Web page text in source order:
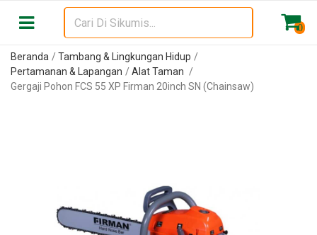
0
Beranda
Tambang & Lingkungan Hidup
Pertamanan & Lapangan
Alat Taman
Gergaji Pohon FCS 55 XP Firman 20inch SN (Chainsaw)